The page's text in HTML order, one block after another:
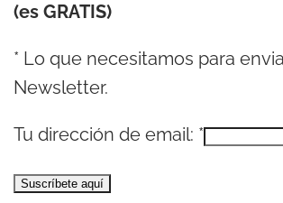
(es GRATIS)
* Lo que necesitamos para
Newsletter.
Tu dirección de email: *